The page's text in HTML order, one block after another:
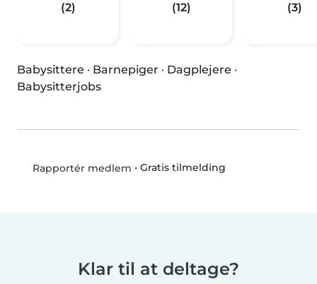
(2) (12) (3)
Babysittere · Barnepiger · Dagplejere ·
Babysitterjobs
Rapportér medlem • Gratis tilmelding
Klar til at deltage?